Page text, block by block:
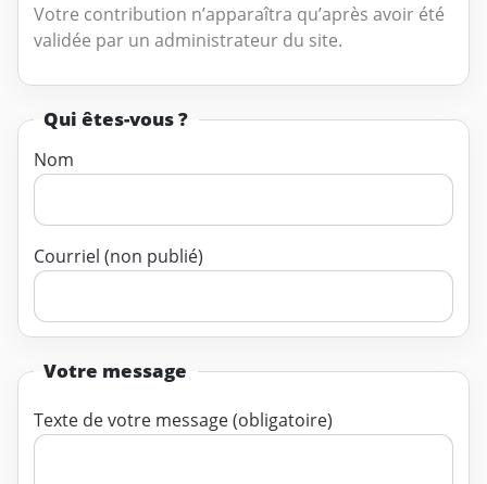
Votre contribution n’apparaîtra qu’après avoir été
validée par un administrateur du site.
Qui êtes-vous ?
Nom
Courriel (non publié)
Votre message
Texte de votre message (obligatoire)